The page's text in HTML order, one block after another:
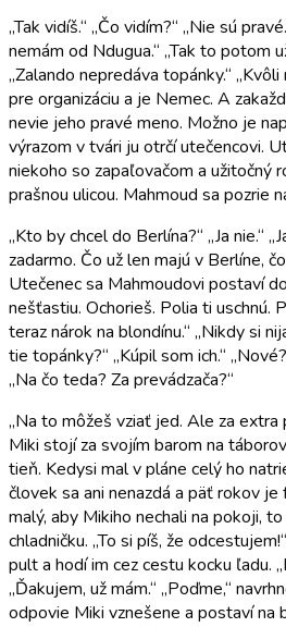
„Tak vidíš.“ „Čo vidím?“ „Nie sú
nemám od Ndugua.“ „Tak to potom
„Zalando nepredáva topánky.“
pre organizáciu a je Nemec. A
nevie jeho pravé meno. Možno je
výrazom v tvári ju otrčí utečencovi.
niekoho so zapaľovačom a užitočný
prašnou ulicou. Mahmoud sa pozrie
„Kto by chcel do Berlína?“ „Ja nie.“
zadarmo. Čo už len majú v Berlíne,
Utečenec sa Mahmoudovi postaví
nešťastiu. Ochorieš. Polia ti uschnú.
teraz nárok na blondínu.“ „Nikdy si
tie topánky?“ „Kúpil som ich.“
„Na čo teda? Za prevádzača?“
„Na to môžeš vziať jed. Ale za extra
Miki stojí za svojím barom na
tieň. Kedysi mal v pláne celý ho
človek sa ani nenazdá a päť rokov
malý, aby Mikiho nechali na pokoji,
chladničku. „To si píš, že
pult a hodí im cez cestu kocku ľadu.
„Ďakujem, už mám.“ „Poďme,“
odpovie Miki vznešene a postaví na